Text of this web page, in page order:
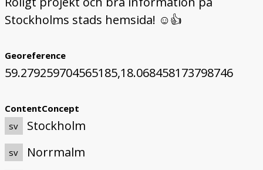
Stockholms stads hemsida! ☺️👍
Georeference
59.279259704565185,18.068458173798746
ContentConcept
sv
Stockholm
sv Norrmalm